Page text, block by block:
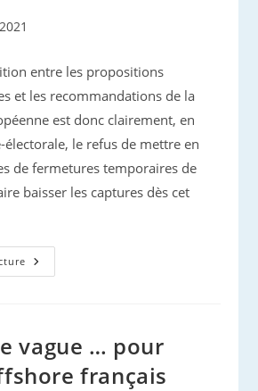
entre les propositions
et les recommandations de la
est donc clairement, en
le refus de mettre en
de fermetures temporaires de
baisser les captures dès cet
Captures
Dans
Aucune
Avancée
vague … pour
français